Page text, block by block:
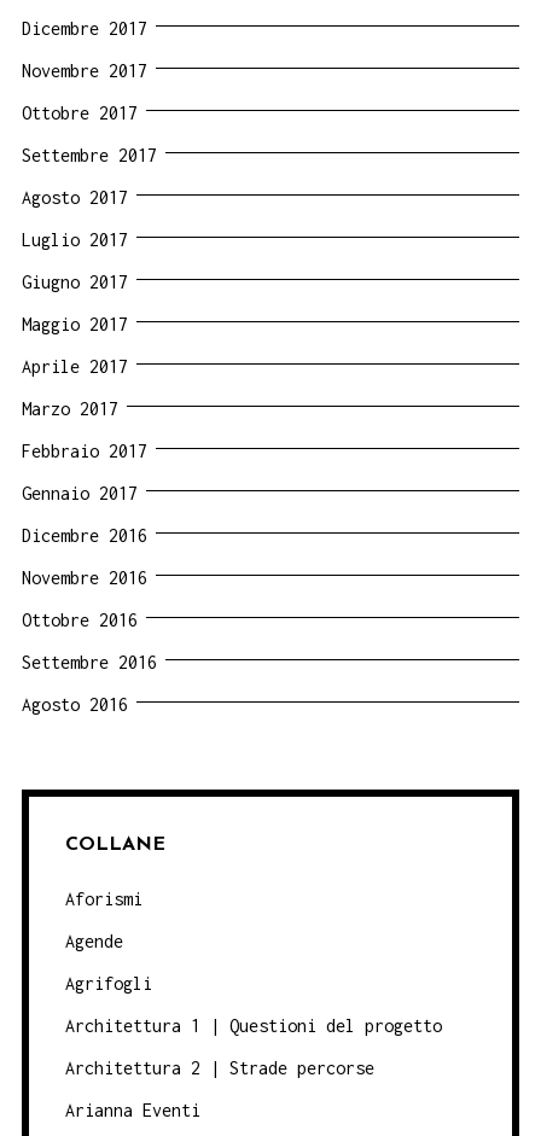
Dicembre 2017
Novembre 2017
Ottobre 2017
Settembre 2017
Agosto 2017
Luglio 2017
Giugno 2017
Maggio 2017
Aprile 2017
Marzo 2017
Febbraio 2017
Gennaio 2017
Dicembre 2016
Novembre 2016
Ottobre 2016
Settembre 2016
Agosto 2016
COLLANE
Aforismi
Agende
Agrifogli
Architettura 1 | Questioni del progetto
Architettura 2 | Strade percorse
Arianna Eventi